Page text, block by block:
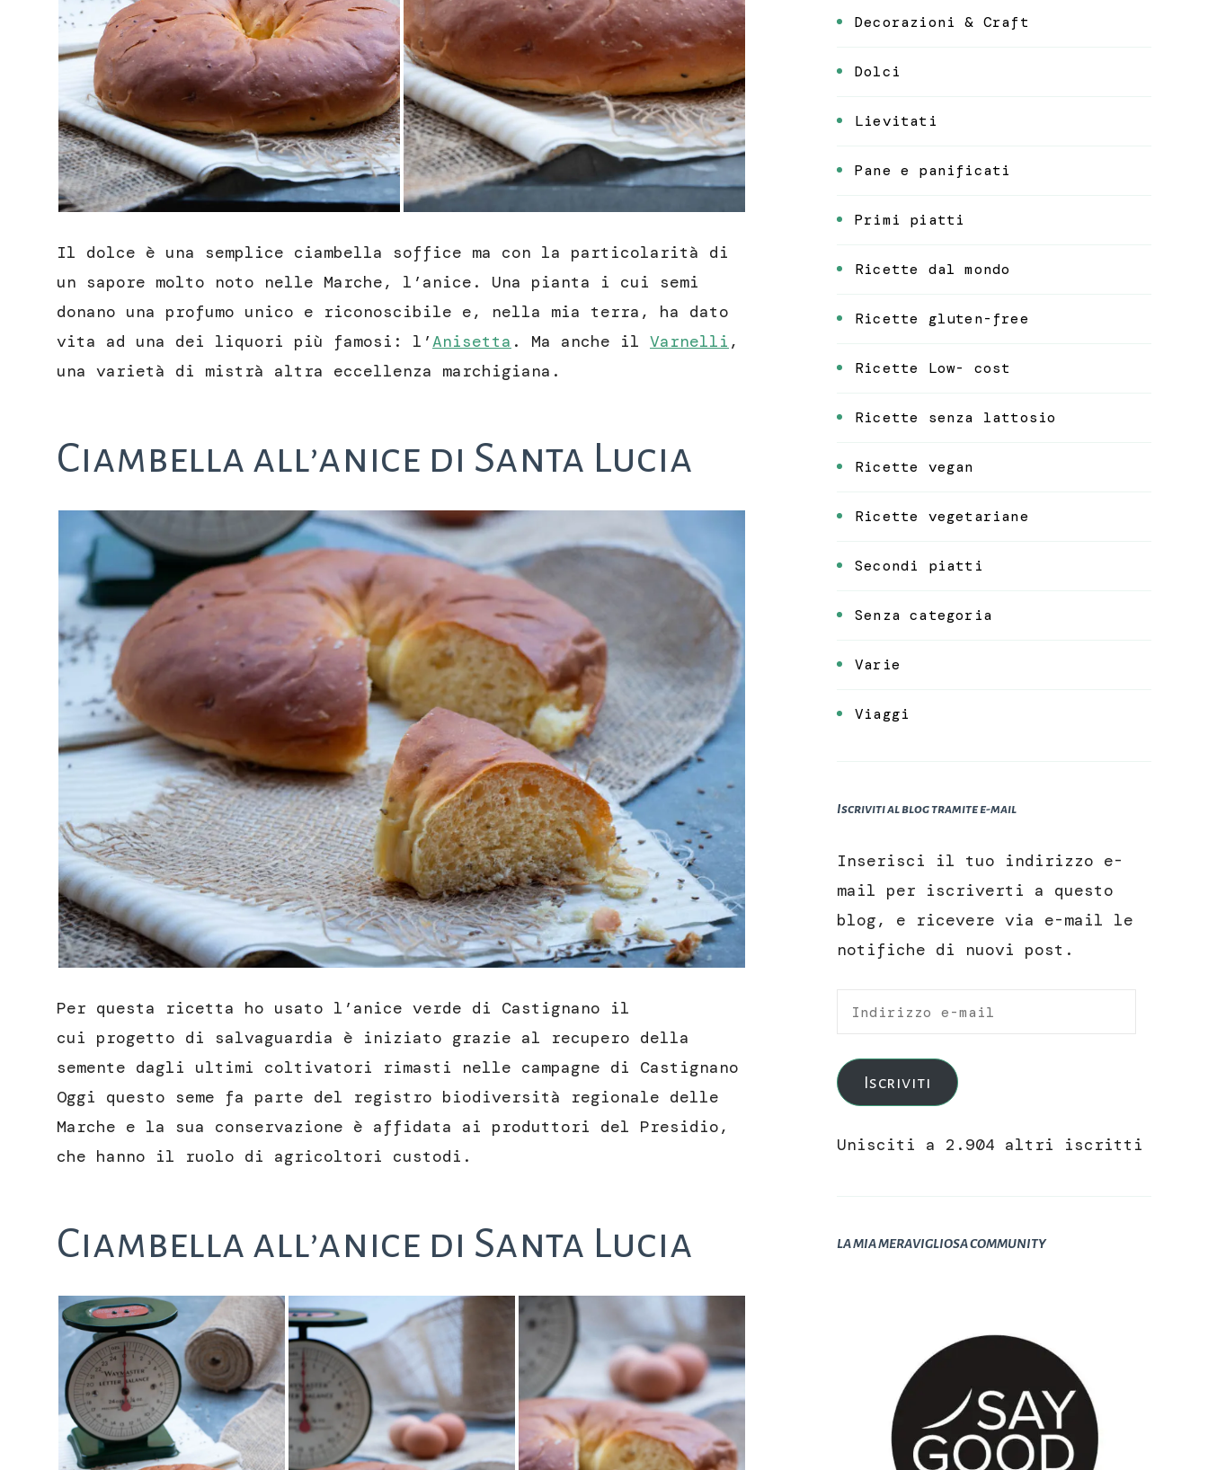
Il dolce è una semplice ciambella soffice ma con la particolarità di
un sapore molto noto nelle Marche, l’anice. Una pianta i cui semi
donano una profumo unico e riconoscibile e, nella mia terra, ha dato
vita ad una dei liquori più famosi: l’Anisetta . Ma anche il Varnelli ,
una varietà di mistrà altra eccellenza marchigiana.
Ciambella all’anice di Santa Lucia
Per questa ricetta ho usato l’anice verde di Castignano il
cui progetto di salvaguardia è iniziato grazie al recupero della
semente dagli ultimi coltivatori rimasti nelle campagne di Castignano
Oggi questo seme fa parte del registro biodiversità regionale delle
Marche e la sua conservazione è affidata ai produttori del Presidio,
che hanno il ruolo di agricoltori custodi.
Ciambella all’anice di Santa Lucia
Decorazioni & Craft
Dolci
Lievitati
Pane e panificati
Primi piatti
Ricette dal mondo
Ricette gluten-free
Ricette Low- cost
Ricette senza lattosio
Ricette vegan
Ricette vegetariane
Secondi piatti
Senza categoria
Varie
Viaggi
Iscriviti al blog tramite e-mail
Inserisci il tuo indirizzo e-
mail per iscriverti a questo
blog, e ricevere via e-mail le
notifiche di nuovi post.
Indirizzo
mail
Iscriviti
Unisciti a 2.904 altri iscritti
LA MIA MERAVIGLIOSA COMMUNITY